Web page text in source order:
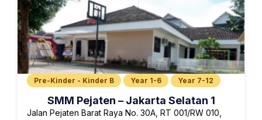
Pre-Kinder - Kinder B Year 1-6 Year 7-12
SMM Pejaten – Jakarta Selatan 1
Jalan Pejaten Barat Raya No. 30A, RT 001/RW 010,